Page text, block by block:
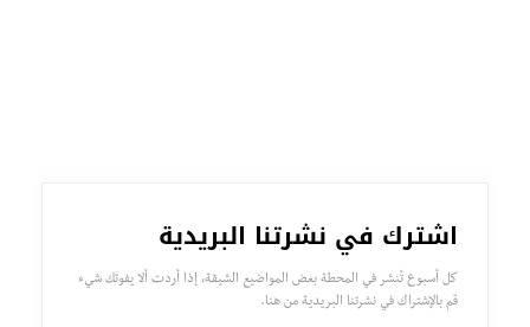
اشترك في نشرتنا البريدية
كل أسبوع تُنشر في المحطة بعض المواضيع الشيقة، إذا أردت ألا يفوتك شيء
قم بالإشتراك في نشرتنا البريدية من هنا.